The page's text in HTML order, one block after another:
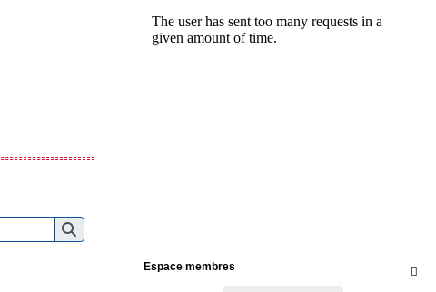

Espace membres